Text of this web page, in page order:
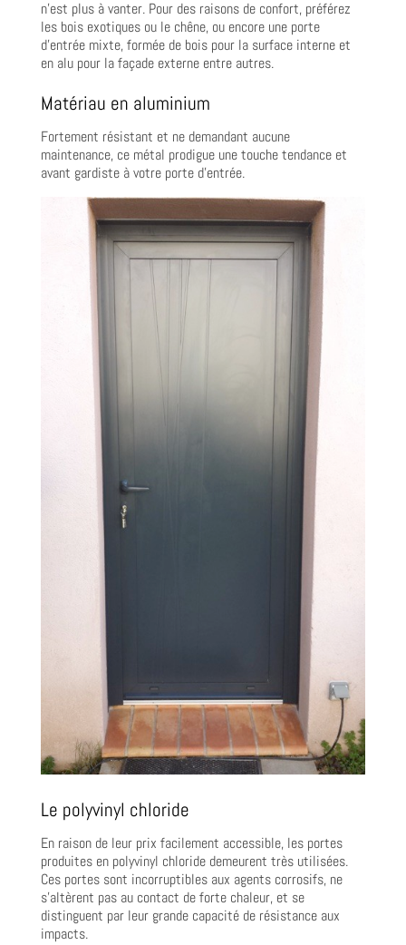
n’est plus à vanter. Pour des raisons de confort, préférez
les bois exotiques ou le chêne, ou encore une porte
d’entrée mixte, formée de bois pour la surface interne et
en alu pour la façade externe entre autres.
Matériau en aluminium
Fortement résistant et ne demandant aucune
maintenance, ce métal prodigue une touche tendance et
avant gardiste à votre porte d’entrée.
Le polyvinyl chloride
En raison de leur prix facilement accessible, les portes
produites en polyvinyl chloride demeurent très utilisées.
Ces portes sont incorruptibles aux agents corrosifs, ne
s’altèrent pas au contact de forte chaleur, et se
distinguent par leur grande capacité de résistance aux
impacts.